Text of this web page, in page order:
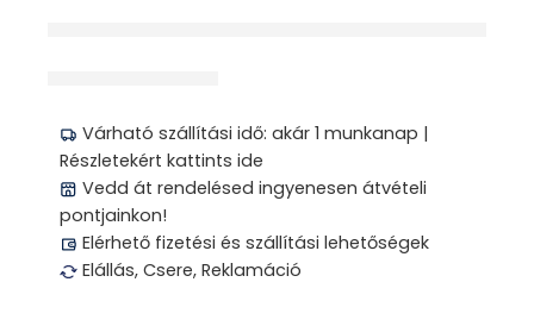
Várható szállítási idő: akár 1 munkanap |
Részletekért kattints ide
Vedd át rendelésed ingyenesen átvételi
pontjainkon!
Elérhető fizetési és szállítási lehetőségek
Elállás, Csere, Reklamáció